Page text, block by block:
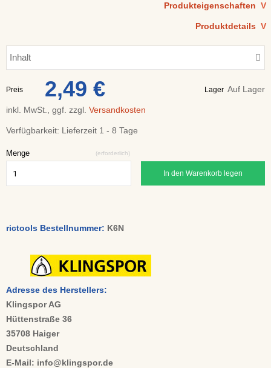
Produkteigenschaften V
Produktdetails V
Inhalt
Preis 2,49 € Lager Auf Lager
inkl. MwSt., ggf. zzgl. Versandkosten
Verfügbarkeit: Lieferzeit 1 - 8 Tage
Menge (erforderlich)
In den Warenkorb legen
rictools Bestellnummer: K6N
Adresse des Herstellers:
Klingspor AG
Hüttenstraße 36
35708 Haiger
Deutschland
E-Mail: info@klingspor.de